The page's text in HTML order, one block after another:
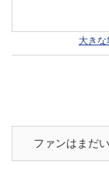
大きな
ファンはまだい